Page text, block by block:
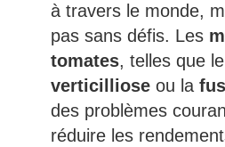
à travers le monde,
pas sans défis. Les
tomates, telles que le
verticillioseou la
des problèmes
réduire les